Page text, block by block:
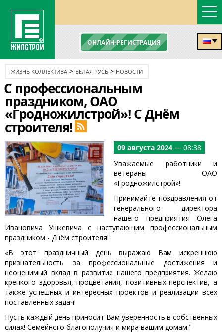
ОНЛАЙН-РЕГИСТРАЦИЯ
ЖИЗНЬ КОЛЛЕКТИВА > БЕЛАЯ РУСЬ > НОВОСТИ
С профессиональным
праздником, ОАО
«Гродножилстрой»! С Днём
строителя!
09 августа 2024 — 08:38
Уважаемые работники и
ветераны ОАО
«Гродножилстрой»!
Принимайте поздравления от
генерального директора
нашего предприятия Олега
Ивановича Ушкевича с наступающим профессиональным
праздником - Днём строителя!
«В этот праздничный день выражаю Вам искреннюю
признательность за профессиональные достижения и
неоценимый вклад в развитие нашего предприятия. Желаю
крепкого здоровья, процветания, позитивных перспектив, а
также успешных и интересных проектов и реализации всех
поставленных задач!
Пусть каждый день приносит Вам уверенность в собственных
силах! Семейного благополучия и мира вашим домам."